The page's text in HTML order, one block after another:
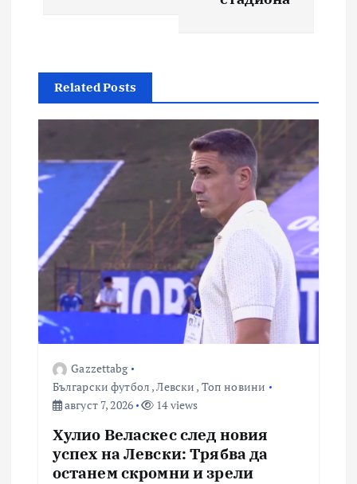
Related Posts
Gazzettabg
Български футбол ,Левски , Топ новини
август 7, 2026
14 views
Хулио Веласкес след новия
успех на Левски: Трябва да
останем скромни и зрели